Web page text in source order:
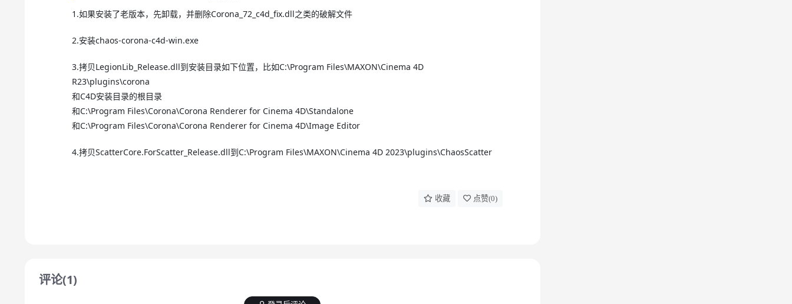
1.如果安装了老版本，先卸载，并删除Corona_72_c4d_fix.dll之类的破解文件
2.安装chaos-corona-c4d-win.exe
3.拷贝LegionLib_Release.dll到安装目录如下位置，比如C:\Program Files\MAXON\Cinema 4D
R23\plugins\corona
和C4D安装目录的根目录
和C:\Program Files\Corona\Corona Renderer for Cinema 4D\Standalone
和C:\Program Files\Corona\Corona Renderer for Cinema 4D\Image Editor
4.拷贝ScatterCore.ForScatter_Release.dll到C:\Program Files\MAXON\Cinema 4D 2023\plugins\ChaosScatter
收藏 点赞(0)
评论(1)